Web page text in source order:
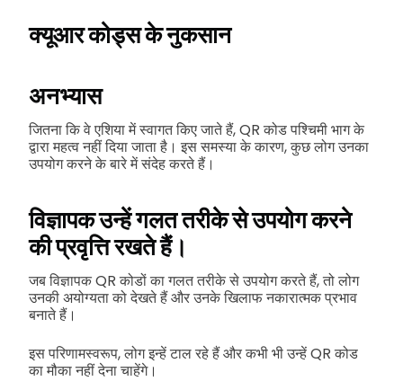
क्यूआर कोड्स के नुकसान
अनभ्यास
जितना कि वे एशिया में स्वागत किए जाते हैं, QR कोड पश्चिमी भाग के
द्वारा महत्व नहीं दिया जाता है। इस समस्या के कारण, कुछ लोग उनका
उपयोग करने के बारे में संदेह करते हैं।
विज्ञापक उन्हें गलत तरीके से उपयोग करने
की प्रवृत्ति रखते हैं।
जब विज्ञापक QR कोडों का गलत तरीके से उपयोग करते हैं, तो लोग
उनकी अयोग्यता को देखते हैं और उनके खिलाफ नकारात्मक प्रभाव
बनाते हैं।
इस परिणामस्वरूप, लोग इन्हें टाल रहे हैं और कभी भी उन्हें QR कोड
का मौका नहीं देना चाहेंगे।